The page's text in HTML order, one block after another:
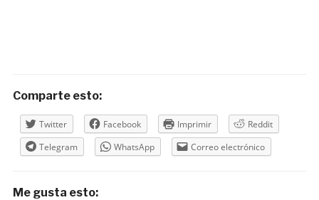
Comparte esto:
Twitter Facebook Imprimir
Reddit
Telegram
WhatsApp Correo electrónico
Me gusta esto: